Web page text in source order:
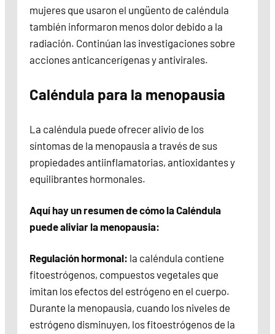
mujeres que usaron el ungüento de caléndula
también informaron menos dolor debido a la
radiación. Continúan las investigaciones sobre
acciones anticancerígenas y antivirales.
Caléndula para la menopausia
La caléndula puede ofrecer alivio de los
síntomas de la menopausia a través de sus
propiedades antiinflamatorias, antioxidantes y
equilibrantes hormonales.
Aquí hay un resumen de cómo la Caléndula
puede aliviar la menopausia:
Regulación hormonal: la caléndula contiene
fitoestrógenos, compuestos vegetales que
imitan los efectos del estrógeno en el cuerpo.
Durante la menopausia, cuando los niveles de
estrógeno disminuyen, los fitoestrógenos de la